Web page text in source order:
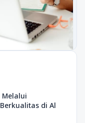
Melalui
di Al